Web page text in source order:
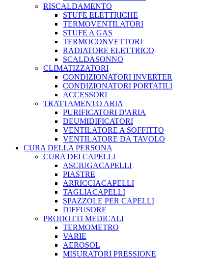
RISCALDAMENTO
STUFE ELETTRICHE
TERMOVENTILATORI
STUFE A GAS
TERMOCONVETTORI
RADIATORE ELETTRICO
SCALDASONNO
CLIMATIZZATORI
CONDIZIONATORI INVERTER
CONDIZIONATORI PORTATILI
ACCESSORI
TRATTAMENTO ARIA
PURIFICATORI D'ARIA
DEUMIDIFICATORI
VENTILATORE A SOFFITTO
VENTILATORE DA TAVOLO
CURA DELLA PERSONA
CURA DEI CAPELLI
ASCIUGACAPELLI
PIASTRE
ARRICCIACAPELLI
TAGLIACAPELLI
SPAZZOLE PER CAPELLI
DIFFUSORE
PRODOTTI MEDICALI
TERMOMETRO
VARIE
AEROSOL
MISURATORI PRESSIONE